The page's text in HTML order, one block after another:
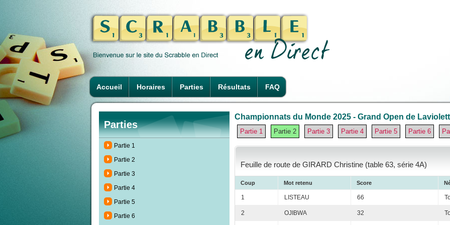
Accueil Horaires Parties Résultats FAQ
Parties
Partie 1
Partie 2
Partie 3
Partie 4
Partie 5
Partie 6
Championnats du Monde 2025 - Grand Open de
Partie 1 Partie 2 Partie 3 Partie 4 Partie 5 Partie 6
Feuille de route de GIRARD Christine (table 63, série 4A)
Coup Mot retenu Score
1 LISTEAU 66
2 OJIBWA 32